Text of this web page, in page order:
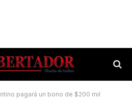
pagará un bono de $200 mil